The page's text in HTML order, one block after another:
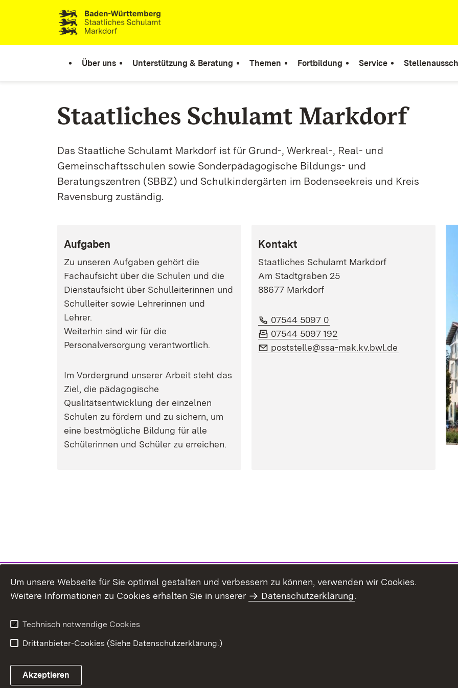
Zum Inhalt springen
Link zur Startseite
Über uns Unterstützung & Beratung Themen Fortbildung Service
Staatliches Schulamt Markdorf
Das Staatliche Schulamt Markdorf ist für Grund-, Werkreal-, Real- und
Gemeinschaftsschulen sowie Sonderpädagogische Bildungs- und
Beratungszentren (SBBZ) und Schulkindergärten im Bodenseekreis und Kreis
Ravensburg zuständig.
Aufgaben
Zu unseren Aufgaben gehört die
Fachaufsicht über die Schulen und die
Dienstaufsicht über Schulleiterinnen und
Schulleiter sowie Lehrerinnen und
Lehrer.
Weiterhin sind wir für die
Personalversorgung verantwortlich.
Im Vordergrund unserer Arbeit steht das
Ziel, die pädagogische
Qualitätsentwicklung der einzelnen
Schulen zu fördern und zu sichern, um
eine bestmögliche Bildung für alle
Schülerinnen und Schüler zu erreichen.
Kontakt
Staatliches Schulamt Markdorf
Am Stadtgraben 25
88677 Markdorf
Telefon:
07544 5097 0
Fax:
07544 5097 192
E-Mail:
poststelle@ssa-mak.kv.bwl.de (Öffnet in
Um unsere Webseite für Sie optimal gestalten und verbessern zu können, verwenden wir Cookies.
Weitere Informationen zu Cookies erhalten Sie in unserer
Datenschutzerklärung.
Technisch notwendige Cookies
Drittanbieter-Cookies (Siehe Datenschutzerklärung.)
Akzeptieren